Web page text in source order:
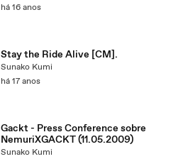
há 16 anos
Stay the Ride Alive [CM].
Sunako Kumi
há 17 anos
Gackt - Press Conference sobre
NemuriXGACKT (11.05.2009)
Sunako Kumi